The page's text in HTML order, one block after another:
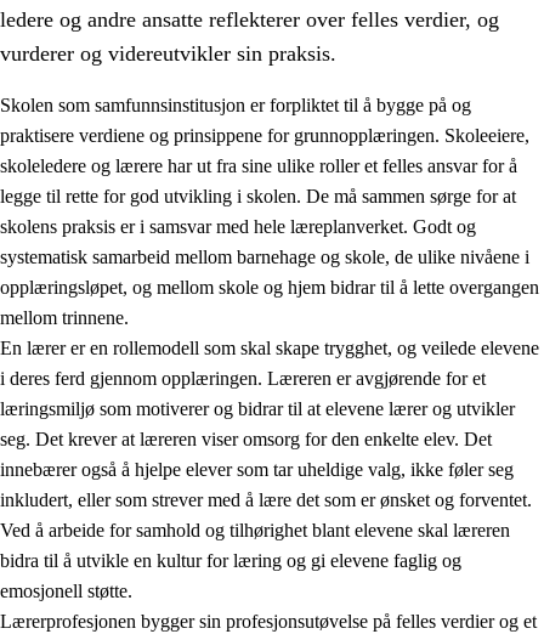
3. Prinsipper for skolens praksis
Et inkluderende læringsmiljø
3.2 Undervisning og tilpasset opplæring
3.3 Samarbeid mellom hjem og skole
3.4 Opplæring i lærebedrift og arbeidsliv
3.5 Profesjonsfellesskap og skoleutvikling
ledere og andre ansatte reflekterer over felles verdier, og
vurderer og videreutvikler sin praksis.
Skolen som samfunnsinstitusjon er forpliktet til å bygge på og
praktisere verdiene og prinsippene for grunnopplæringen. Skoleeiere,
skoleledere og lærere har ut fra sine ulike roller et felles ansvar for å
legge til rette for god utvikling i skolen. De må sammen sørge for at
skolens praksis er i samsvar med hele læreplanverket. Godt og
systematisk samarbeid mellom barnehage og skole, de ulike nivåene i
opplæringsløpet, og mellom skole og hjem bidrar til å lette overgangen
mellom trinnene.
En lærer er en rollemodell som skal skape trygghet, og veilede elevene
i deres ferd gjennom opplæringen. Læreren er avgjørende for et
læringsmiljø som motiverer og bidrar til at elevene lærer og utvikler
seg. Det krever at læreren viser omsorg for den enkelte elev. Det
innebærer også å hjelpe elever som tar uheldige valg, ikke føler seg
inkludert, eller som strever med å lære det som er ønsket og forventet.
Ved å arbeide for samhold og tilhørighet blant elevene skal læreren
bidra til å utvikle en kultur for læring og gi elevene faglig og
emosjonell støtte.
Lærerprofesjonen bygger sin profesjonsutøvelse på felles verdier og et